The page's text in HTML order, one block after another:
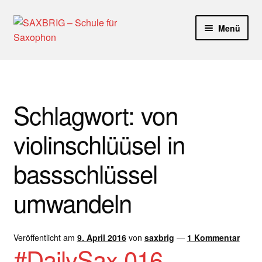
Zur
Navigation
Zum
Inhalt
Menü
Aktuelle Blog Artikel
ANMELDUNG
Dankeschön – Impro Basic Downloads (Youtube)
Datenschutz
Schlagwort: von
violinschlüüsel in
bassschlüssel
umwandeln
Veröffentlicht am 9. April 2016 von saxbrig — 1 Kommentar